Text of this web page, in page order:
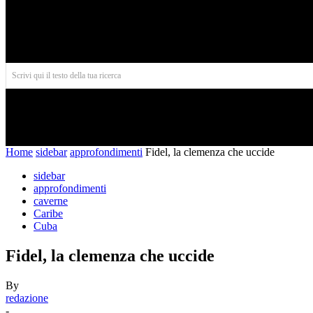
Scrivi qui il testo della tua ricerca
Home sidebar approfondimenti Fidel, la clemenza che uccide
sidebar
approfondimenti
caverne
Caribe
Cuba
Fidel, la clemenza che uccide
By
redazione
-